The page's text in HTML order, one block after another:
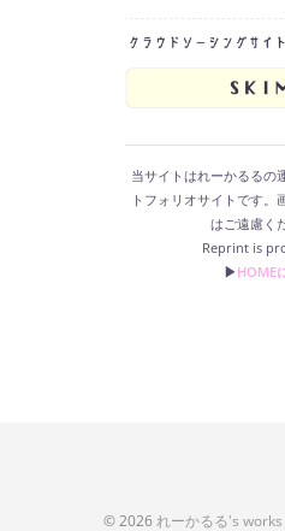
当サイトはれーかるるの
トフォリオサイトです。
はご遠慮く
Reprint is
▶︎HOME
© 2026れーかるる's works